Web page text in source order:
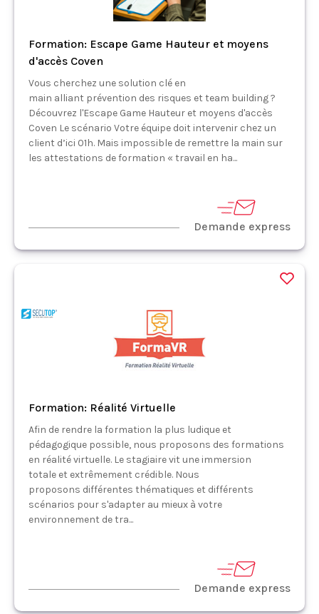
Formation: Escape Game Hauteur et moyens
d'accès Coven
Vous cherchez une solution clé en
main alliant prévention des risques et team building ?
Découvrez l'Escape Game Hauteur et moyens d'accès
Coven Le scénario Votre équipe doit intervenir chez un
client d’ici 01h. Mais impossible de remettre la main sur
les attestations de formation « travail en ha...
Demande express
Formation: Réalité Virtuelle
Afin de rendre la formation la plus ludique et
pédagogique possible, nous proposons des formations
en réalité virtuelle. Le stagiaire vit une immersion
totale et extrêmement crédible. Nous
proposons différentes thématiques et différents
scénarios pour s'adapter au mieux à votre
environnement de tra...
Demande express